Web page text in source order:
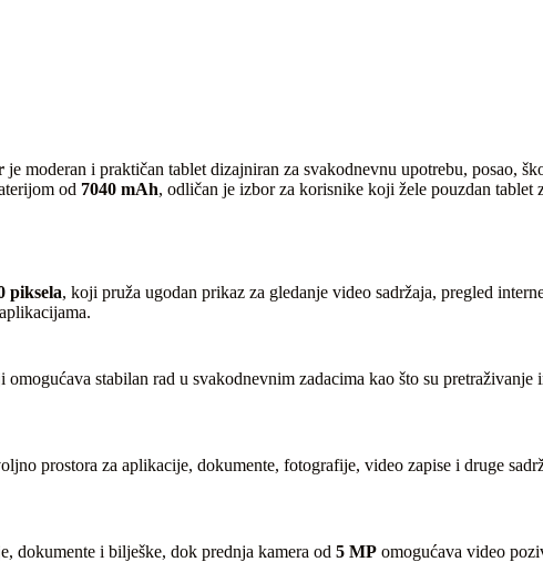
je moderan i praktičan tablet dizajniran za svakodnevnu upotrebu, posao,
od 7040 mAh, odličan je izbor za korisnike koji žele pouzdan
piksela, koji pruža ugodan prikaz za gledanje video sadržaja, pregled
stabilan rad u svakodnevnim zadacima kao što su
prostora za aplikacije, dokumente, fotografije, video zapise i druge
dokumente i bilješke, dok prednja kamera od 5 MP omogućava video